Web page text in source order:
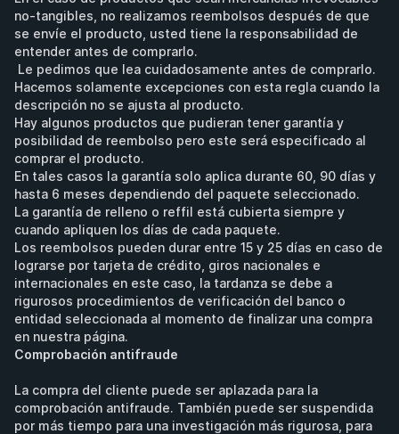
no-tangibles, no realizamos reembolsos después de que
se envíe el producto, usted tiene la responsabilidad de
entender antes de comprarlo.
Hacemos solamente excepciones con esta regla cuando la
descripción no se ajusta al producto.
Hay algunos productos que pudieran tener garantía y
posibilidad de reembolso pero este será especificado al
comprar el producto.
En tales casos la garantía solo aplica durante 60, 90 días y
hasta 6 meses dependiendo del paquete seleccionado.
La garantía de relleno o reffil está cubierta siempre y
cuando apliquen los días de cada paquete.
Los reembolsos pueden durar entre 15 y 25 días en caso de
lograrse por tarjeta de crédito, giros nacionales e
internacionales en este caso, la tardanza se debe a
rigurosos procedimientos de verificación del banco o
entidad seleccionada al momento de finalizar una compra
en nuestra página.
Comprobación antifraude
La compra del cliente puede ser aplazada para la
comprobación antifraude. También puede ser suspendida
por más tiempo para una investigación más rigurosa, para